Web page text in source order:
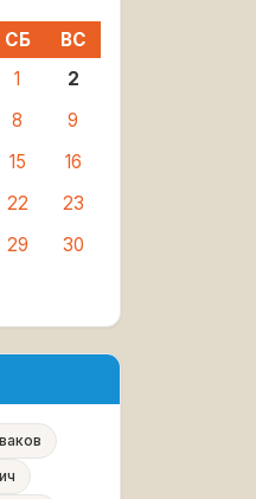
СБ
ВС
1
2
8
9
15
16
22
23
29
30